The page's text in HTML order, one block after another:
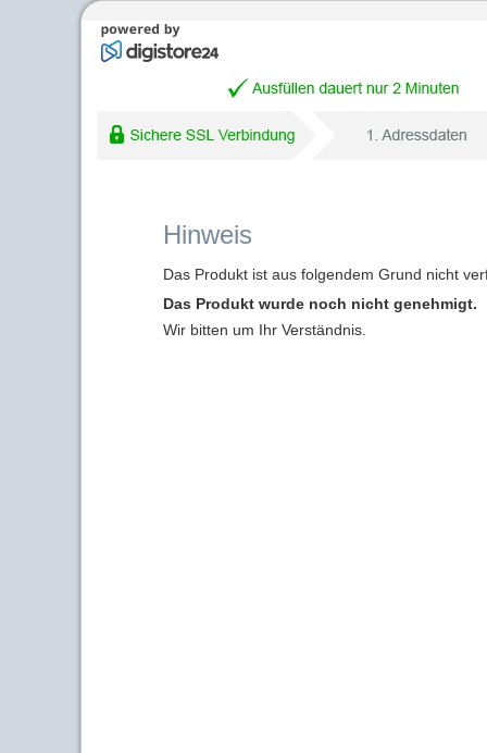
Hinweis
Das Produkt ist aus folgendem Grund nicht
Das Produkt wurde noch nicht genehmigt.
Wir bitten um Ihr Verständnis.